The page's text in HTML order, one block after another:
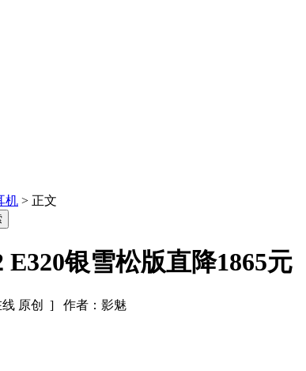
机 > 正文
E320银雪松版直降1865元
原创 ] 作者：影魅